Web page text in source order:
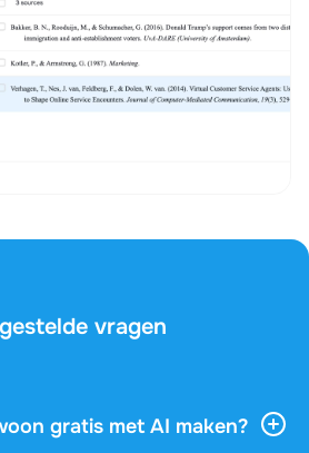
vragen
gratis met AI maken?